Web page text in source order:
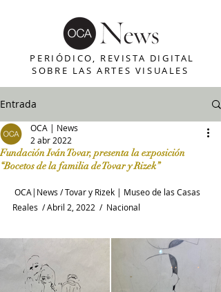
PERIÓDICO, REVISTA DIGITAL
SOBRE LAS ARTES VISUALES
Entrada
Fundación Iván Tovar, presenta la exposición
“Bocetos de la familia de Tovar y Rizek”
OCA | News
2 abr 2022
Reales  / Abril 2, 2022  /  Nacional